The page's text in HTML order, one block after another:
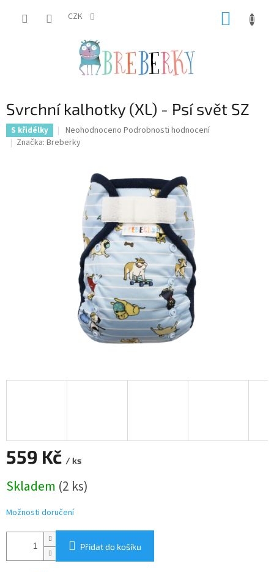
CZK
Svrchní kalhotky (XL) - Psí svět SZ
S křidélky
Průměrné
hodnocení
hvězdiček.
Neohodnoceno Podrobnosti hodnocení
Značka: Breberky
559 Kč / ks
cena:
Skladem (2 ks)
Možnosti doručení
Přidat do košíku